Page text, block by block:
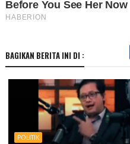
BAGIKAN BERITA INI DI :
POLITIK